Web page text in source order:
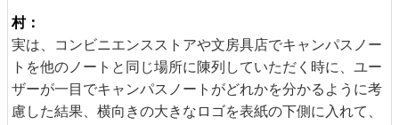
村：
実は、コンビニエンスストアや文房具店でキャンパスノー
トを他のノートと同じ場所に陳列していただく時に、ユー
ザーが一目でキャンパスノートがどれかを分かるように考
慮した結果、横向きの大きなロゴを表紙の下側に入れて、